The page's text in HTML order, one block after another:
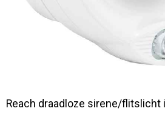
Reach draadloze sirene/